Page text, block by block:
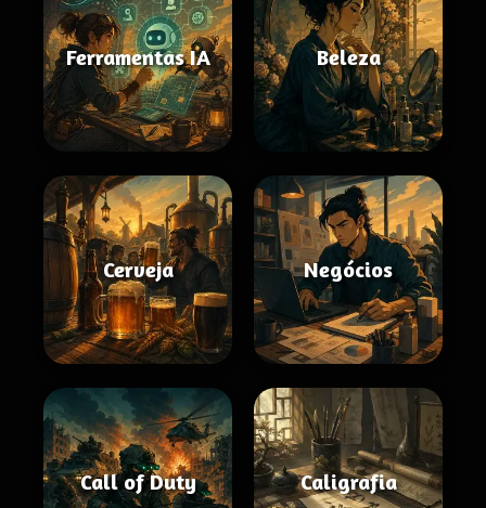
Ferramentas IA Beleza
Cerveja Negócios
Call of Duty Caligrafia